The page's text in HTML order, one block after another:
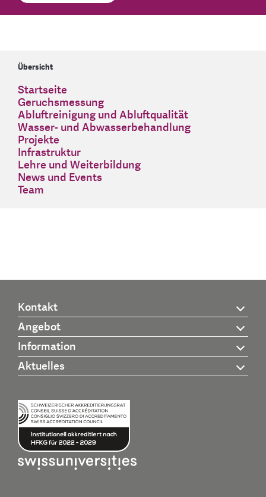
Übersicht
Startseite
Geruchsmessung
Abluftreinigung und Abluftqualität
Wasser- und Abwasserbehandlung
Projekte
Infrastruktur
Lehre und Weiterbildung
News und Events
Team
Kontakt
Angebot
Information
Aktuelles